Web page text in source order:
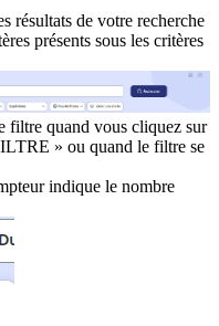
résultats de votre recherche
présents sous les critères
filtre quand vous cliquez sur
» ou quand le filtre se
indique le nombre